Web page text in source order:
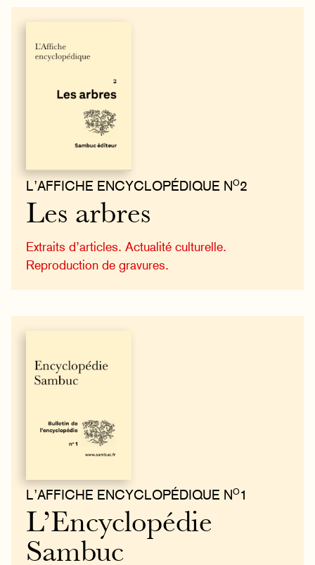
L’AFFICHE ENCYCLOPÉDIQUE NO2
Les arbres
Extraits d’articles. Actualité culturelle.
Reproduction de gravures.
L’AFFICHE ENCYCLOPÉDIQUE NO1
L’Encyclopédie
Sambuc